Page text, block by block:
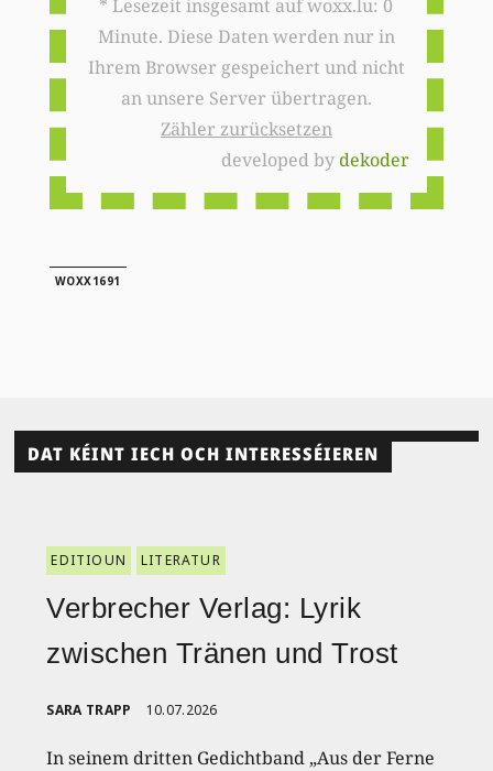
* Lesezeit insgesamt auf woxx.lu: 0
Minute. Diese Daten werden nur in
Ihrem Browser gespeichert und nicht
an unsere Server übertragen.
Zähler zurücksetzen
developed bydekoder
WOXX1691
DAT KÉINT IECH OCH INTERESSÉIEREN
EDITIOUN LITERATUR
Verbrecher Verlag: Lyrik
zwischen Tränen und Trost
SARA TRAPP 10.07.2026
In seinem dritten Gedichtband „Aus der Ferne